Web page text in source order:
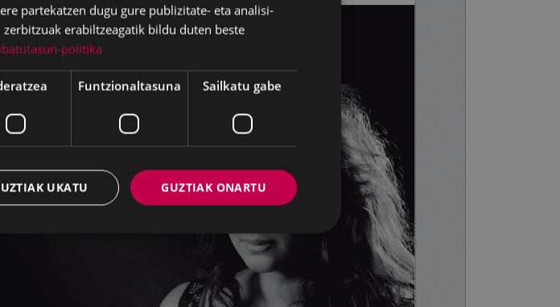
SPANISH
partekatzen dugu gure publizitate- eta analisi-
erabiltzeagatik bildu duten beste
politika
Funtzionaltasuna Sailkatu gabe
GUZTIAK ONARTU
UKATU